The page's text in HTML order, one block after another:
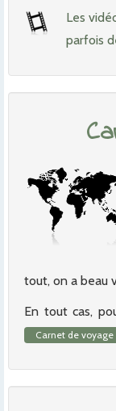
Les
parfois
tout, on a beau
En tout cas,
Carnet de voyage